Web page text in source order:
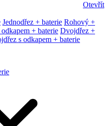
Otevřít
Jednodřez + baterie Rohový +
+ baterie Dvojdřez +
s odkapem + baterie